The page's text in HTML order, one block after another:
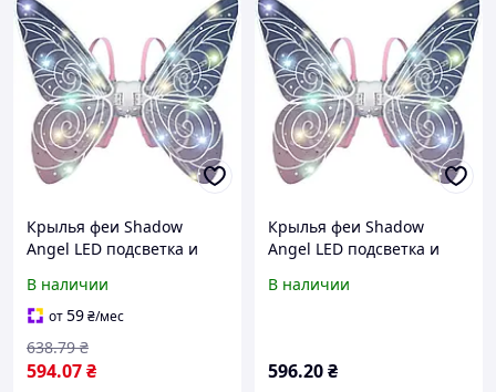
Крылья феи Shadow
Angel LED подсветка и
Световые LED-крылья
Shadow для создания
волшебного образа феи
В наличии
от59₴/мес
594.07₴
638.79 ₴
Крылья феи Shadow
Angel LED подсветка и
Световые LED-крылья
В наличии
596.20₴